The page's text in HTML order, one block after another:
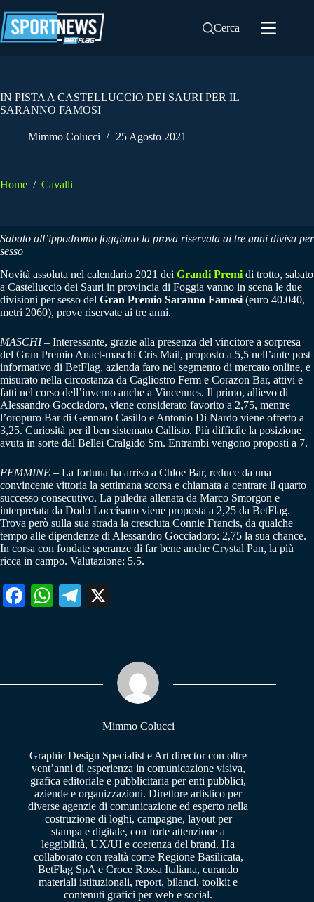
al
contenuto
Cerca
IN PISTA A CASTELLUCCIO DEI SAURI PER IL
SARANNO FAMOSI
Mimmo Colucci 25 Agosto 2021
Home / Cavalli
Sabato all’ippodromo foggiano la prova riservata ai tre anni divisa per
sesso
Novità assoluta nel calendario 2021 dei Grandi Premi di trotto, sabato
a Castelluccio dei Sauri in provincia di Foggia vanno in scena le due
divisioni per sesso del Gran Premio Saranno Famosi (euro 40.040,
metri 2060), prove riservate ai tre anni.
MASCHI– Interessante, grazie alla presenza del vincitore a sorpresa
del Gran Premio Anact-maschi Cris Mail, proposto a 5,5 nell’ante post
informativo di BetFlag, azienda faro nel segmento di mercato online, e
misurato nella circostanza da Cagliostro Ferm e Corazon Bar, attivi e
fatti nel corso dell’inverno anche a Vincennes. Il primo, allievo di
Alessandro Gocciadoro, viene considerato favorito a 2,75, mentre
l’oropuro Bar di Gennaro Casillo e Antonio Di Nardo viene offerto a
3,25. Curiosità per il ben sistemato Callisto. Più difficile la posizione
avuta in sorte dal Bellei Cralgido Sm. Entrambi vengono proposti a 7.
FEMMINE – La fortuna ha arriso a Chloe Bar, reduce da una
convincente vittoria la settimana scorsa e chiamata a centrare il quarto
successo consecutivo. La puledra allenata da Marco Smorgon e
interpretata da Dodo Loccisano viene proposta a 2,25 da BetFlag.
Trova però sulla sua strada la cresciuta Connie Francis, da qualche
tempo alle dipendenze di Alessandro Gocciadoro: 2,75 la sua chance.
In corsa con fondate speranze di far bene anche Crystal Pan, la più
ricca in campo. Valutazione: 5,5.
Fa W
pp
Te
m
Mimmo Colucci
Graphic Design Specialist e Art director con oltre
vent’anni di esperienza in comunicazione visiva,
grafica editoriale e pubblicitaria per enti pubblici,
aziende e organizzazioni. Direttore artistico per
diverse agenzie di comunicazione ed esperto nella
costruzione di loghi, campagne, layout per
stampa e digitale, con forte attenzione a
leggibilità, UX/UI e coerenza del brand. Ha
collaborato con realtà come Regione Basilicata,
BetFlag SpA e Croce Rossa Italiana, curando
materiali istituzionali, report, bilanci, toolkit e
contenuti grafici per web e social.